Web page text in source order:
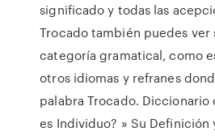
significado y todas las
Trocado también puedes ver
categoría gramatical, como
otros idiomas y refranes
palabra Trocado. Diccionario
es Individuo? » Su